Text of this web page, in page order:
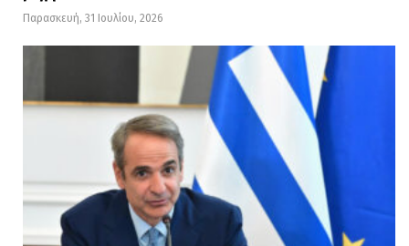
Παρασκευή, 31 Ιουλίου, 2026